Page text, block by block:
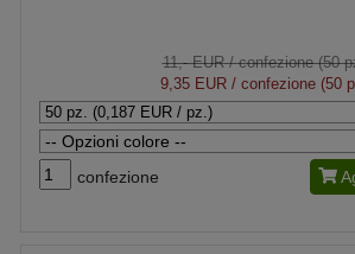
11,- EUR/ confezione (50
9,35 EUR/ confezione (50
confezione